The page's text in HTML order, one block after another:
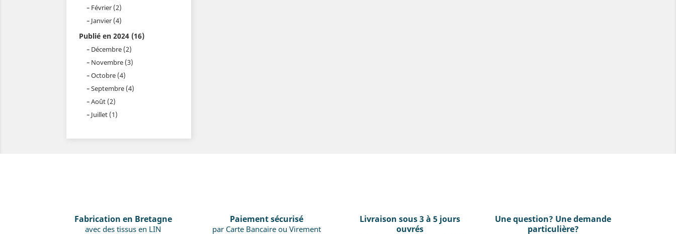
Février (2)
Janvier (4)
Publié en 2024 (16)
Décembre (2)
Novembre (3)
Octobre (4)
Septembre (4)
Août (2)
Juillet (1)
Fabrication en Bretagne
avec des tissus en LIN
Paiement sécurisé
par Carte Bancaire ou Virement
Livraison sous 3 à 5 jours
ouvrés
Une question? Une demande
particulière?